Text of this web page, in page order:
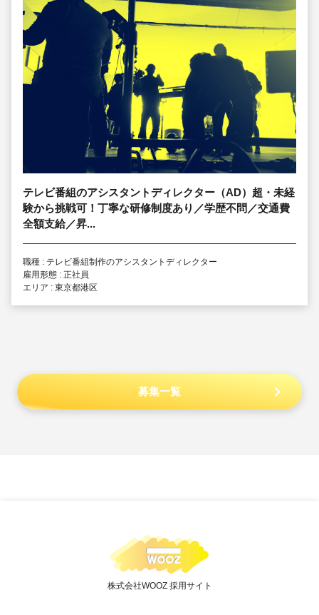
テレビ番組のアシスタントディレクター（AD）超・未経
験から挑戦可！丁寧な研修制度あり／学歴不問／交通費
全額支給／昇...
職種 : テレビ番組制作のアシスタントディレクター
雇用形態 : 正社員
エリア : 東京都港区
募集一覧
株式会社WOOZ 採用サイト